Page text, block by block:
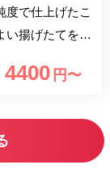
度で仕上げたこ
い揚げたてをご
品です。食材の
ぷらや新鮮なお
てお待ちして
4400 円〜